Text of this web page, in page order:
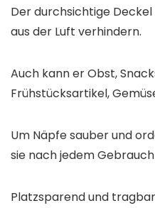
Der durchsichtige
aus der Luft verhindern.
Auch kann er Obst,
Frühstücksartikel,
Um Näpfe sauber und
sie nach jedem
Platzsparend und